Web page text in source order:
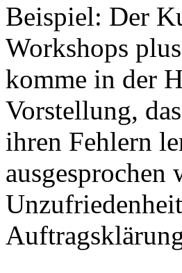
Beispiel: Der
Workshops
komme in der
Vorstellung,
ihren Fehlern